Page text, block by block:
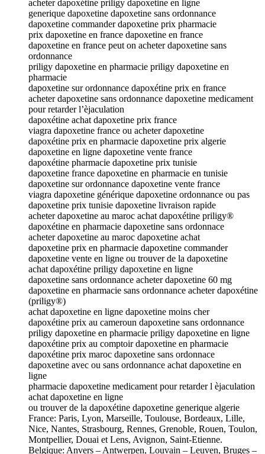
acheter dapoxétine priligy dapoxetine en ligne
generique dapoxetine dapoxetine sans ordonnance
dapoxetine commander dapoxetine prix pharmacie
prix dapoxetine en france dapoxetine en france
dapoxetine en france peut on acheter dapoxetine sans
ordonnance
priligy dapoxetine en pharmacie priligy dapoxetine en
pharmacie
dapoxetine sur ordonnance dapoxétine prix en france
acheter dapoxetine sans ordonnance dapoxetine medicament
pour retarder l’èjaculation
dapoxétine achat dapoxetine prix france
viagra dapoxetine france ou acheter dapoxetine
dapoxétine prix en pharmacie dapoxetine prix algerie
dapoxetine en ligne dapoxetine vente france
dapoxétine pharmacie dapoxetine prix tunisie
dapoxetine france dapoxetine en pharmacie en tunisie
dapoxetine sur ordonnance dapoxetine vente france
viagra dapoxetine générique dapoxetine ordonnance ou pas
dapoxetine prix tunisie dapoxetine livraison rapide
acheter dapoxetine au maroc achat dapoxétine priligy®
dapoxétine en pharmacie dapoxetine sans ordonnace
acheter dapoxetine au maroc dapoxetine achat
dapoxetine prix en pharmacie dapoxetine commander
dapoxetine vente en ligne ou trouver de la dapoxetine
achat dapoxétine priligy dapoxetine en ligne
dapoxetine sans ordonnance acheter dapoxetine 60 mg
dapoxetine en pharmacie sans ordonnance acheter dapoxétine
(priligy®)
achat dapoxetine en ligne dapoxetine moins cher
dapoxétine prix au cameroun dapoxetine sans ordonnance
priligy dapoxetine en pharmacie priligy dapoxetine en ligne
dapoxétine prix au comptoir dapoxetine en pharmacie
dapoxétine prix maroc dapoxetine sans ordonnace
dapoxetine avec ou sans ordonnance achat dapoxetine en
ligne
pharmacie dapoxetine medicament pour retarder l èjaculation
achat dapoxetine en ligne
ou trouver de la dapoxétine dapoxetine generique algerie
France: Paris, Lyon, Marseille, Toulouse, Bordeaux, Lille,
Nice, Nantes, Strasbourg, Rennes, Grenoble, Rouen, Toulon,
Montpellier, Douai et Lens, Avignon, Saint-Etienne.
Belgique: Anvers – Antwerpen, Louvain – Leuven, Bruges –